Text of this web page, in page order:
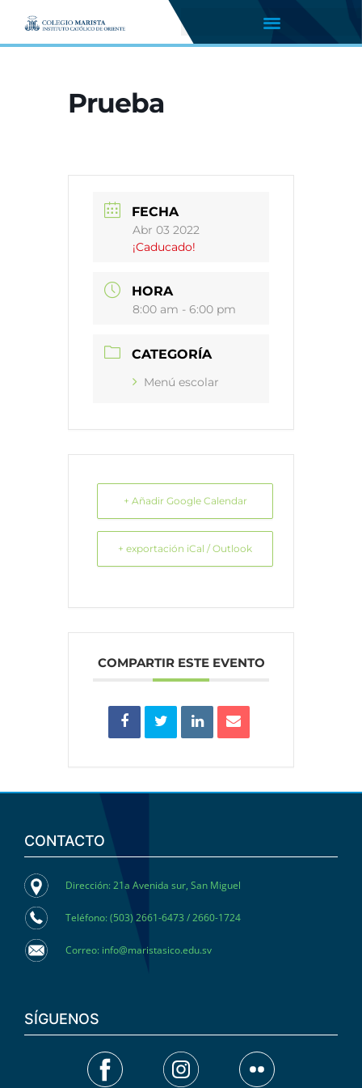
Prueba
FECHA
Abr 03 2022
¡Caducado!
HORA
8:00 am - 6:00 pm
CATEGORÍA
Menú escolar
+ Añadir Google Calendar
+ exportación iCal / Outlook
COMPARTIR ESTE EVENTO
CONTACTO
Dirección: 21a Avenida sur, San Miguel
Teléfono: (503) 2661-6473 / 2660-1724
Correo: info@maristasico.edu.sv
SÍGUENOS